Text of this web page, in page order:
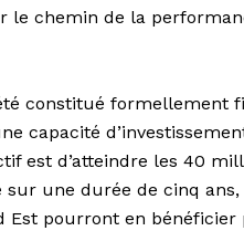
le chemin de la
constitué formellement
capacité
est d’atteindre les 40
sur une durée de cinq
Est pourront en